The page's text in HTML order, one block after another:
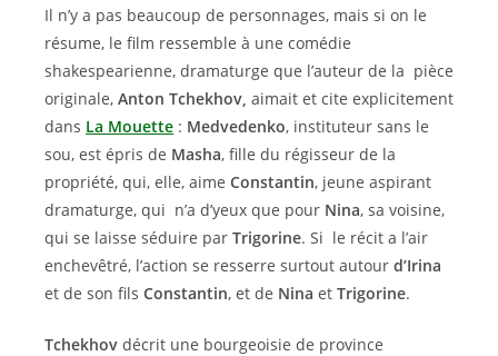
Il n’y a pas beaucoup de personnages, mais si on le
résume, le film ressemble à une comédie
shakespearienne, dramaturge que l’auteur de la pièce
originale, Anton Tchekhov, aimait et cite explicitement
dans La Mouette : Medvedenko, instituteur sans le
sou, est épris de Masha, fille du régisseur de la
propriété, qui, elle, aime Constantin, jeune aspirant
dramaturge, qui n’a d’yeux que pour Nina, sa voisine,
qui se laisse séduire par Trigorine. Si le récit a l’air
enchevêtré, l’action se resserre surtout autour d’Irina
et de son fils Constantin, et de Nina et Trigorine.
Tchekhov décrit une bourgeoisie de province